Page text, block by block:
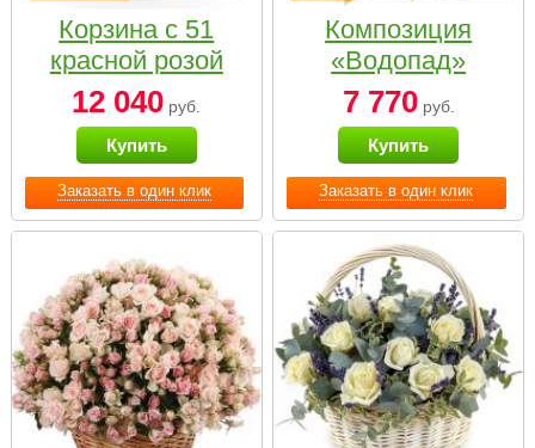
Заказать в один клик
Корзина с 51
красной розой
12 040 руб.
Купить
Заказать в один клик
Композиция
«Водопад»
7 770руб.
Купить